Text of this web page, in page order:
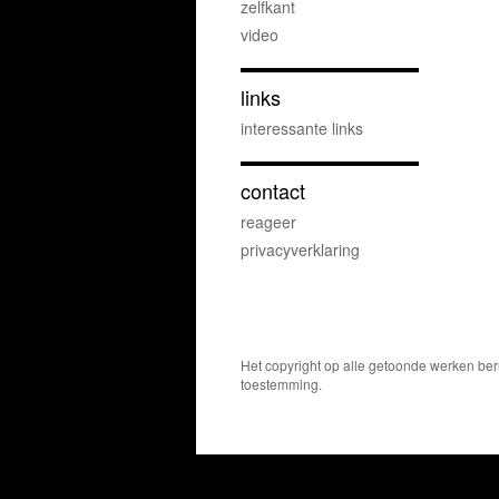
zelfkant
video
links
interessante links
contact
reageer
privacyverklaring
Het copyright op alle getoonde werken
toestemming.